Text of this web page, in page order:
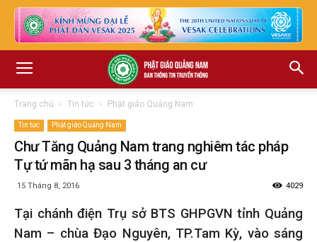
Trang chủ Tin tức Phật giáo Quảng Nam
Tin tức Phật giáo Quảng Nam
Chư Tăng Quảng Nam trang nghiêm tác pháp
Tự tứ mãn hạ sau 3 tháng an cư
15 Tháng 8, 2016 4029
Tại chánh điện Trụ sở BTS GHPGVN tỉnh Quảng
Nam – chùa Đạo Nguyên, TP.Tam Kỳ, vào sáng